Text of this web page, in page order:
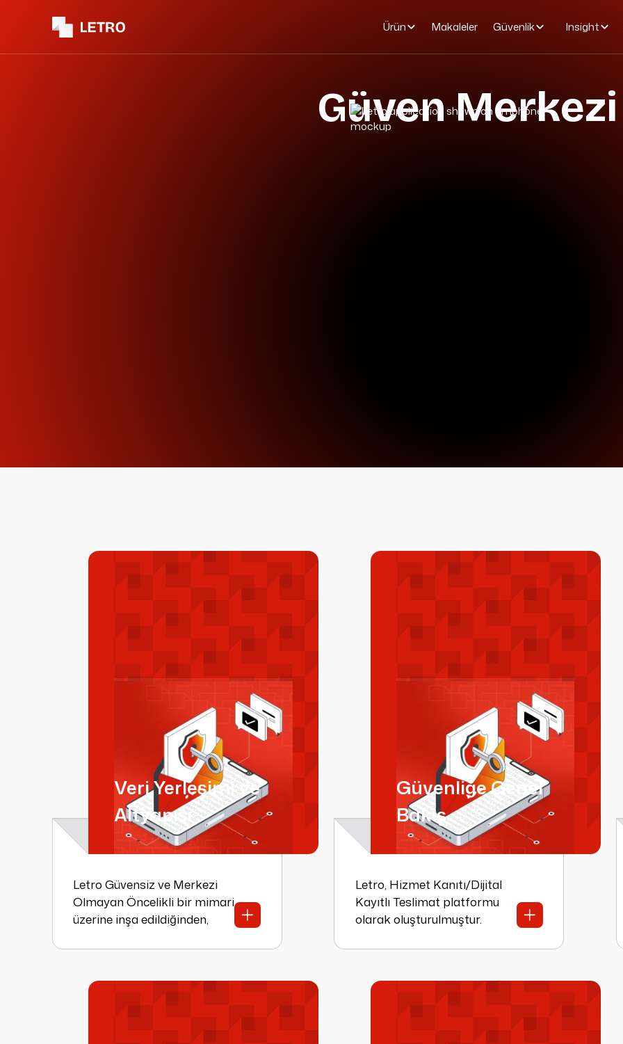
Ürün Makaleler Güvenlik Insight
Güven Merkezi
Veri Yerleşimi ve
Altyapısı
Letro Güvensiz ve Merkezi
Olmayan Öncelikli bir mimari
üzerine inşa edildiğinden,
geleneksel merkezi
Güvenliğe Genel
Bakış
Letro, Hizmet Kanıtı/Dijital
Kayıtlı Teslimat platformu
olarak oluşturulmuştur.